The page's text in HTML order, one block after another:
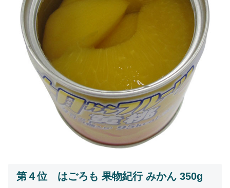
第４位 はごろも 果物紀行 みかん 350g